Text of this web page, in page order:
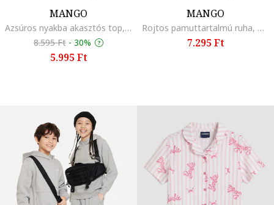
MANGO
Azsúros nyakba akasztós top, Rózsaszín
8.595 Ft - 30%
5.995 Ft
MANGO
Rojtos pamuttartalmú ruha, Csontszín
7.295 Ft